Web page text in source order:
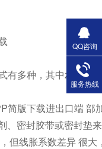
，其中zui主要的有
版下载进出口端 部
、密封胶带或密封
，但线胀系数差异 很
QQ咨询
服务热线